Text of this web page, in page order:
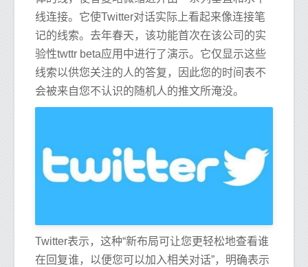
线连接。它使Twitter对话实际上看起来像连接笔
记的线索。去年春天，该功能首次在该公司的实
验性twttr beta应用中进行了演示。它仅显示这些
线索以供您关注的人的答复，因此您的时间表不
会被来自您不认识的随机人的推文所淹没。
Twitter表示，这种“新布局可让您更轻松地查看谁
在回复谁，以便您可以加入相关对话”，明确表示